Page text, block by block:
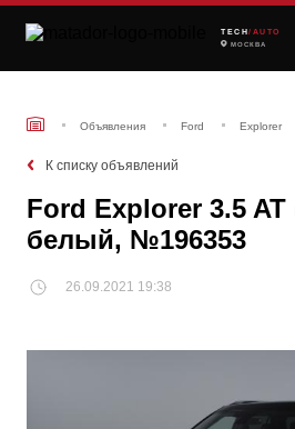
TECH /AUTO
МОСКВА
Объявления Ford Explorer
К списку объявлений
Ford Explorer 3.5 AT
белый, №196353
26.09.2021 19:38